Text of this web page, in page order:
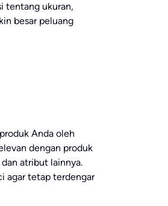
tentang ukuran,
besar peluang
Anda oleh
dengan produk
atribut lainnya.
agar tetap terdengar